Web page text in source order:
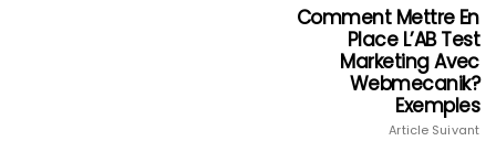
Comment Mettre En
Place L’AB Test
Marketing Avec
Webmecanik?
Exemples
Article Suivant